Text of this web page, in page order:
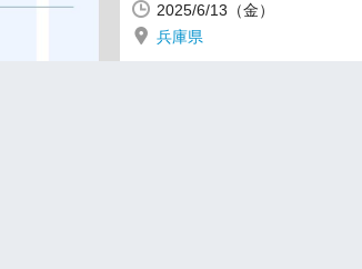
2025/6/13（金）
兵庫県